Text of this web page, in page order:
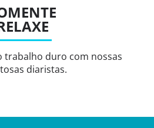
trabalho duro com nossas
diaristas.